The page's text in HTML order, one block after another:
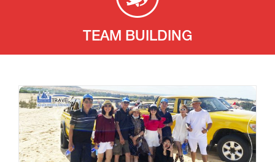
TEAM BUILDING